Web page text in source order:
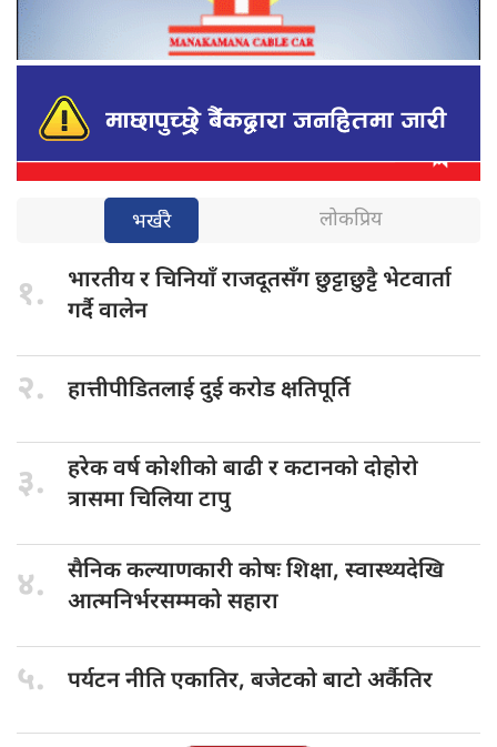
भर्खरै लोकप्रिय
१. भारतीय रचिनियाँ राजदूतसँग छुट्टाछुट्टै भेटवार्ता
गर्दै वालेन
२. हात्तीपीडितलाई दुईकरोड क्षतिपूर्ति
३. हरेक वर्षकोशीको बाढी र कटानको दोहोरो
त्रासमा चिलिया टापु
४. सैनिक कल्याणकारीकोषः शिक्षा, स्वास्थ्यदेखि
आत्मनिर्भरसम्मको सहारा
५. पर्यटन नीतिएकातिर, बजेटको बाटो अर्कैतिर